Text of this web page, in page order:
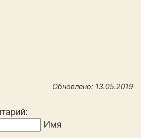
Обновлено: 13.05.2019
Имя